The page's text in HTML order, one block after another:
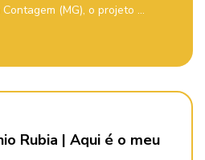
(MG), o projeto ...
Rubia | Aqui é o meu